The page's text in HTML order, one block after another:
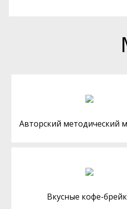
Авторский методический
Вкусные кофе-